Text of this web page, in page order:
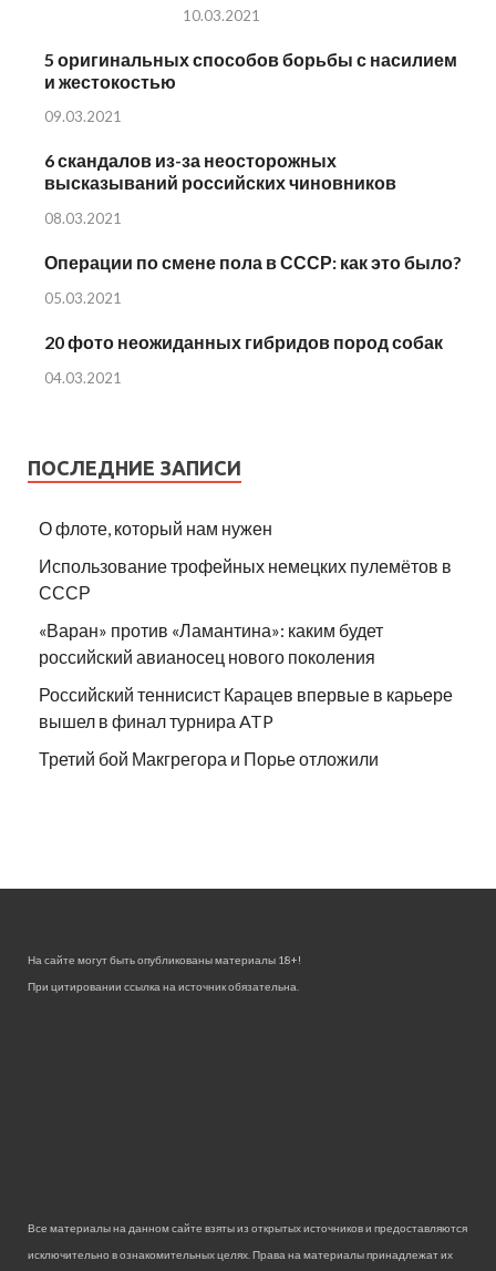
10.03.2021
5 оригинальных способов борьбы с насилием
и жестокостью
09.03.2021
6 скандалов из-за неосторожных
высказываний российских чиновников
08.03.2021
Операции по смене пола в СССР: как это было?
05.03.2021
20 фото неожиданных гибридов пород собак
04.03.2021
ПОСЛЕДНИЕ ЗАПИСИ
О флоте, который нам нужен
Использование трофейных немецких пулемётов в
СССР
«Варан» против «Ламантина»: каким будет
российский авианосец нового поколения
Российский теннисист Карацев впервые в карьере
вышел в финал турнира ATP
Третий бой Макгрегора и Порье отложили
На сайте могут быть опубликованы материалы 18+!
При цитировании ссылка на источник обязательна.
Все материалы на данном сайте взяты из открытых источников и предоставляются
исключительно в ознакомительных целях. Права на материалы принадлежат их